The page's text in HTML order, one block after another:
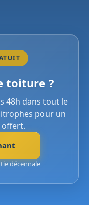
toiture ?
48h dans tout le
pour un
décennale